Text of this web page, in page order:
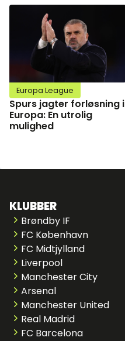
Europa League
Spurs jagter forløsning i
Europa: En utrolig
mulighed
KLUBBER
Brøndby IF
FC København
FC Midtjylland
Liverpool
Manchester City
Arsenal
Manchester United
Real Madrid
FC Barcelona